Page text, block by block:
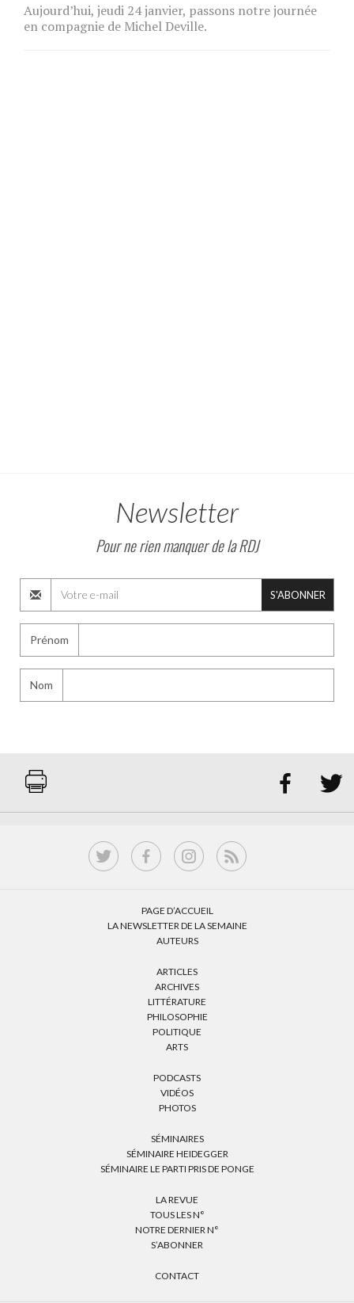
Aujourd’hui, jeudi 24 janvier, passons notre journée
en compagnie de Michel Deville.
Newsletter
Pour ne rien manquer de la RDJ
S'ABONNER
Prénom
Nom
 
PAGE D’ACCUEIL
LA NEWSLETTER DE LA SEMAINE
AUTEURS
ARTICLES
ARCHIVES
LITTÉRATURE
PHILOSOPHIE
POLITIQUE
ARTS
PODCASTS
VIDÉOS
PHOTOS
SÉMINAIRES
SÉMINAIRE HEIDEGGER
SÉMINAIRE LE PARTI PRIS DE PONGE
LA REVUE
TOUS LES N°
NOTRE DERNIER N°
S’ABONNER
CONTACT